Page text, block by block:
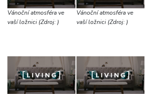
Vánoční atmosféra ve
vaší ložnici (Zdroj: )
Vánoční atmosféra ve
vaší ložnici (Zdroj: )